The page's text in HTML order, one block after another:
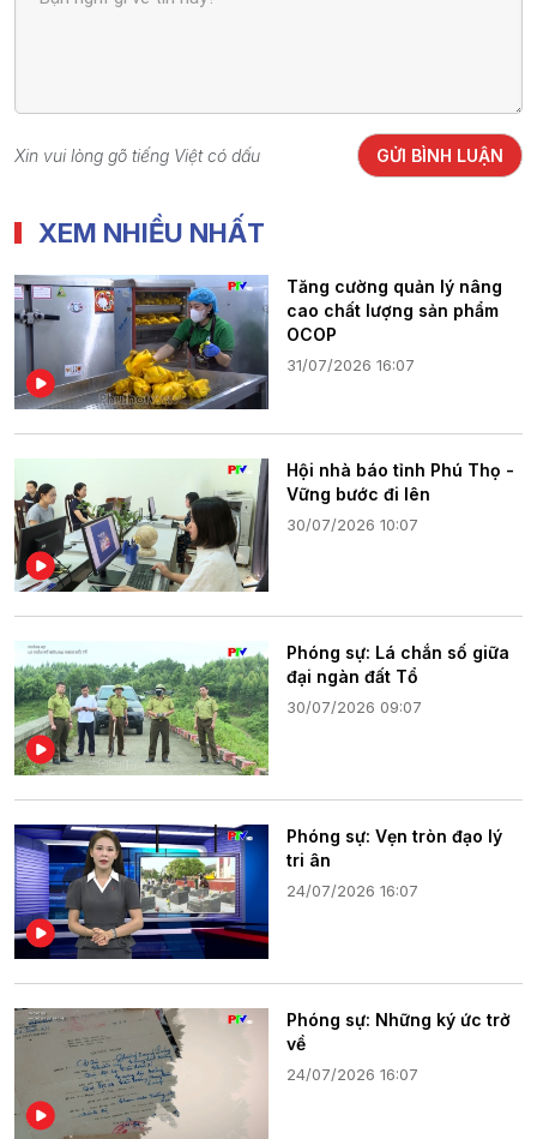
Xin vui lòng gõ tiếng Việt có dấu GỬI BÌNH LUẬN
XEM NHIỀU NHẤT
Tăng cường quản lý nâng
cao chất lượng sản phẩm
OCOP
31/07/2026 16:07
Hội nhà báo tỉnh Phú Thọ -
Vững bước đi lên
30/07/2026 10:07
Phóng sự: Lá chắn số giữa
đại ngàn đất Tổ
30/07/2026 09:07
Phóng sự: Vẹn tròn đạo lý
tri ân
24/07/2026 16:07
Phóng sự: Những ký ức trở
về
24/07/2026 16:07